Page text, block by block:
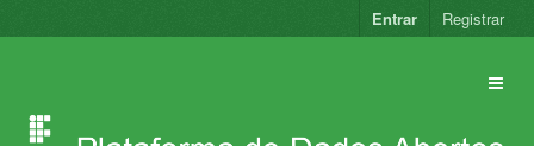
para
Entrar Registrar